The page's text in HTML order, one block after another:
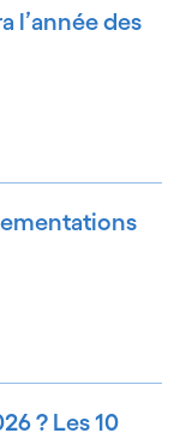
l’année des
? Les 10